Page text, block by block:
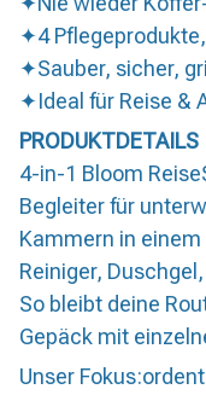
✦4
✦Sauber, sicher,
✦Ideal für Reise &
PRODUKTDETAILS
4-in-1 Bloom
Begleiter für
Kammern in
Reiniger,
So bleibt deine
Gepäck mit
Unser